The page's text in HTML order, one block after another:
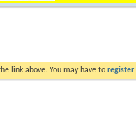
link above. You may have to register